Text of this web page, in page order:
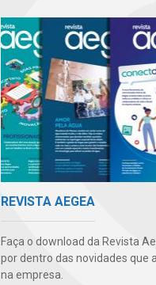
REVISTA AEGEA
Faça o download da Revista
por dentro das novidades que
na empresa.